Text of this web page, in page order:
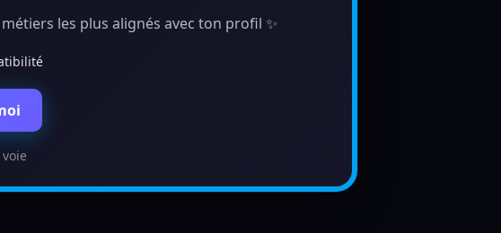
les plus alignés avec ton profil ✨